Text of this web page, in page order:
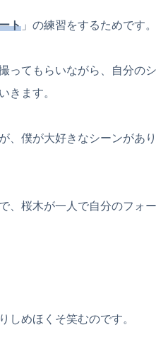
ト 」の練習をするためです。
ってもらいながら、自分のシ
きます。
、僕が大好きなシーンがあり
、桜木が一人で自分のフォー
しめほくそ笑むのです。